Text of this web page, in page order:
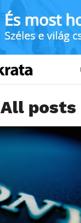
All posts